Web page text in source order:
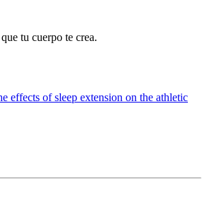
tu cuerpo te crea.
effects of sleep extension on the athletic